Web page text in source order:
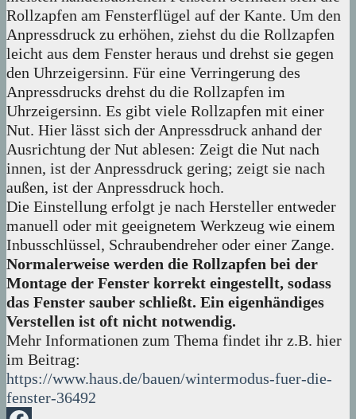
Rollzapfen am Fensterflügel auf der Kante. Um den
Anpressdruck zu erhöhen, ziehst du die Rollzapfen
leicht aus dem Fenster heraus und drehst sie gegen
den Uhrzeigersinn. Für eine Verringerung des
Anpressdrucks drehst du die Rollzapfen im
Uhrzeigersinn. Es gibt viele Rollzapfen mit einer
Nut. Hier lässt sich der Anpressdruck anhand der
Ausrichtung der Nut ablesen: Zeigt die Nut nach
innen, ist der Anpressdruck gering; zeigt sie nach
außen, ist der Anpressdruck hoch.
Die Einstellung erfolgt je nach Hersteller entweder
manuell oder mit geeignetem Werkzeug wie einem
Inbusschlüssel, Schraubendreher oder einer Zange.
Normalerweise werden die Rollzapfen bei der
Montage der Fenster korrekt eingestellt, sodass
das Fenster sauber schließt. Ein eigenhändiges
Verstellen ist oft nicht notwendig.
Mehr Informationen zum Thema findet ihr z.B. hier
im Beitrag:
https://www.haus.de/bauen/wintermodus-fuer-die-
fenster-36492